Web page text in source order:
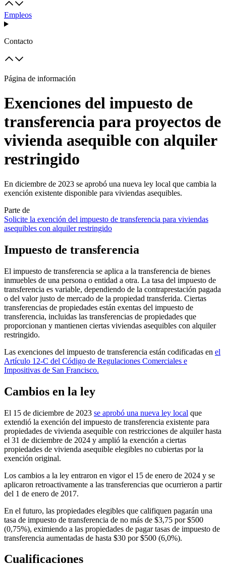
Empleos
Contacto
Página de información
Exenciones del impuesto de
transferencia para proyectos de
vivienda asequible con alquiler
restringido
En diciembre de 2023 se aprobó una nueva ley local que cambia la
exención existente disponible para viviendas asequibles.
Parte de
Solicite la exención del impuesto de transferencia para viviendas
asequibles con alquiler restringido
Impuesto de transferencia
El impuesto de transferencia se aplica a la transferencia de bienes
inmuebles de una persona o entidad a otra. La tasa del impuesto de
transferencia es variable, dependiendo de la contraprestación pagada
o del valor justo de mercado de la propiedad transferida. Ciertas
transferencias de propiedades están exentas del impuesto de
transferencia, incluidas las transferencias de propiedades que
proporcionan y mantienen ciertas viviendas asequibles con alquiler
restringido.
Las exenciones del impuesto de transferencia están codificadas en el
Artículo 12-C del Código de Regulaciones Comerciales e
Impositivas de San Francisco.
Cambios en la ley
El 15 de diciembre de 2023 se aprobó una nueva ley local que
extendió la exención del impuesto de transferencia existente para
propiedades de vivienda asequible con restricciones de alquiler hasta
el 31 de diciembre de 2024 y amplió la exención a ciertas
propiedades de vivienda asequible elegibles no cubiertas por la
exención original.
Los cambios a la ley entraron en vigor el 15 de enero de 2024 y se
aplicaron retroactivamente a las transferencias que ocurrieron a partir
del 1 de enero de 2017.
En el futuro, las propiedades elegibles que califiquen pagarán una
tasa de impuesto de transferencia de no más de $3,75 por $500
(0,75%), eximiendo a las propiedades de pagar tasas de impuesto de
transferencia aumentadas de hasta $30 por $500 (6,0%).
Cualificaciones